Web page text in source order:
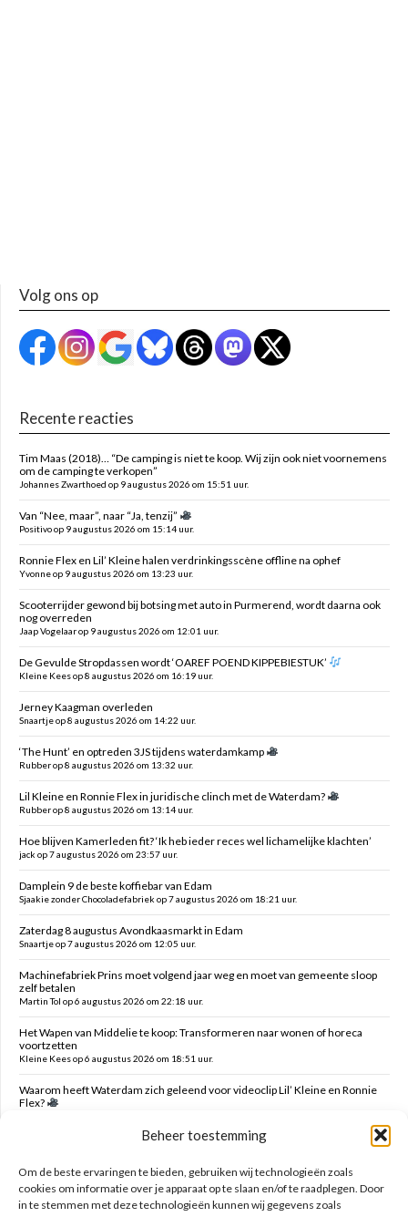
Beheer toestemming
Om de beste ervaringen te bieden, gebruiken wij technologieën zoals
cookies om informatie over je apparaat op te slaan en/of te raadplegen. Door
in te stemmen met deze technologieën kunnen wij gegevens zoals
Volg ons op
Recente reacties
Tim Maas (2018)… “De camping is niet te koop. Wij zijn ook niet voornemens
om de camping te verkopen”
Johannes Zwarthoed op 9 augustus 2026 om 15:51 uur.
Van “Nee, maar”, naar “Ja, tenzij”
Positivo op 9 augustus 2026 om 15:14 uur.
Ronnie Flex en Lil’ Kleine halen verdrinkingsscène offline na ophef
Yvonne op 9 augustus 2026 om 13:23 uur.
Scooterrijder gewond bij botsing met auto in Purmerend, wordt daarna ook
nog overreden
Jaap Vogelaar op 9 augustus 2026 om 12:01 uur.
De Gevulde Stropdassen wordt ‘OAREF POEND KIPPEBIESTUK’
Kleine Kees op 8 augustus 2026 om 16:19 uur.
Jerney Kaagman overleden
Snaartje op 8 augustus 2026 om 14:22 uur.
‘The Hunt’ en optreden 3JS tijdens waterdamkamp
Rubber op 8 augustus 2026 om 13:32 uur.
Lil Kleine en Ronnie Flex in juridische clinch met de Waterdam?
Rubber op 8 augustus 2026 om 13:14 uur.
Hoe blijven Kamerleden fit? ‘Ik heb ieder reces wel lichamelijke klachten’
jack op 7 augustus 2026 om 23:57 uur.
Damplein 9 de beste koffiebar van Edam
Sjaakie zonder Chocoladefabriek op 7 augustus 2026 om 18:21 uur.
Zaterdag 8 augustus Avondkaasmarkt in Edam
Snaartje op 7 augustus 2026 om 12:05 uur.
Machinefabriek Prins moet volgend jaar weg en moet van gemeente sloop
zelf betalen
Martin Tol op 6 augustus 2026 om 22:18 uur.
Het Wapen van Middelie te koop: Transformeren naar wonen of horeca
voortzetten
Kleine Kees op 6 augustus 2026 om 18:51 uur.
Waarom heeft Waterdam zich geleend voor videoclip Lil’ Kleine en Ronnie
Flex?
Verzoek verwijderen campers Ambachtstraat Edam